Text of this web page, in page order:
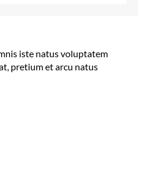
iste natus voluptatem
pretium et arcu natus